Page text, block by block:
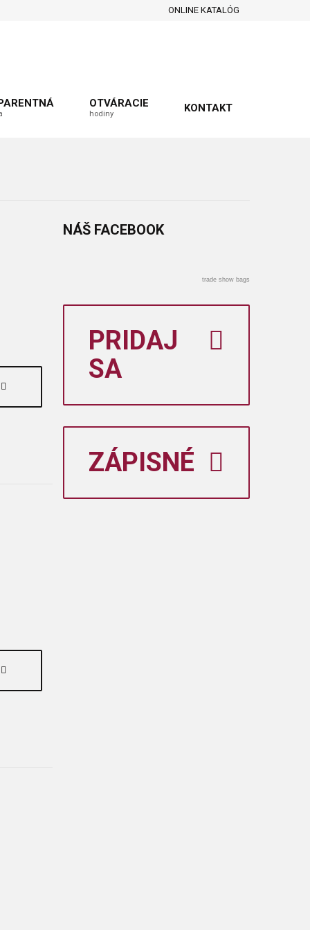
ONLINE KATALÓG
OTVÁRACIE
hodiny KONTAKT
NÁŠ FACEBOOK
trade show bags
PRIDAJ
SA
ZÁPISNÉ